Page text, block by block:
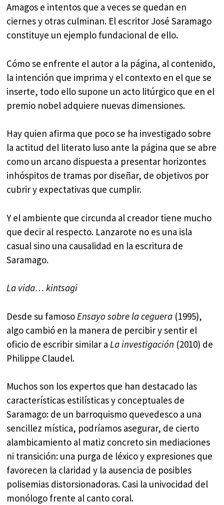
Amagos e intentos que a veces se quedan en
ciernes y otras culminan. El escritor José Saramago
constituye un ejemplo fundacional de ello.
Cómo se enfrente el autor a la página, al contenido,
la intención que imprima y el contexto en el que se
inserte, todo ello supone un acto litúrgico que en el
premio nobel adquiere nuevas dimensiones.
Hay quien afirma que poco se ha investigado sobre
la actitud del literato luso ante la página que se abre
como un arcano dispuesta a presentar horizontes
inhóspitos de tramas por diseñar, de objetivos por
cubrir y expectativas que cumplir.
Y el ambiente que circunda al creador tiene mucho
que decir al respecto. Lanzarote no es una isla
casual sino una causalidad en la escritura de
Saramago.
La vida… kintsagi
Desde su famosoEnsayo sobre la ceguera (1995),
algo cambió en la manera de percibir y sentir el
oficio de escribir similar aLa investigación (2010) de
Philippe Claudel.
Muchos son los expertos que han destacado las
características estilísticas y conceptuales de
Saramago: de un barroquismo quevedesco a una
sencillez mística, podríamos asegurar, de cierto
alambicamiento al matiz concreto sin mediaciones
ni transición: una purga de léxico y expresiones que
favorecen la claridad y la ausencia de posibles
polisemias distorsionadoras. Casi la univocidad del
monólogo frente al canto coral.